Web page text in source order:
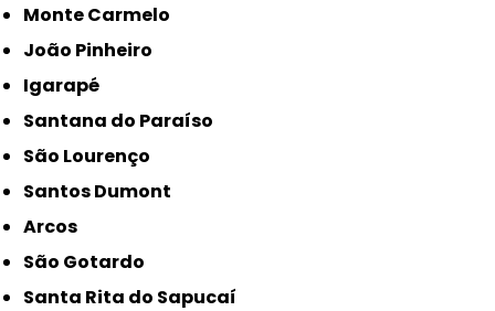
Monte Carmelo
João Pinheiro
Igarapé
Santana do Paraíso
São Lourenço
Santos Dumont
Arcos
São Gotardo
Santa Rita do Sapucaí